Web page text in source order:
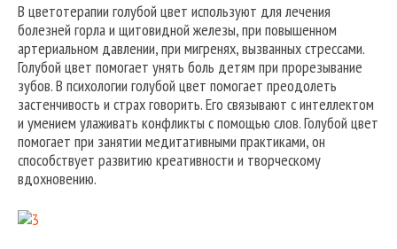
В цветотерапии голубой цвет используют для лечения
болезней горла и щитовидной железы, при повышенном
артериальном давлении, при мигренях, вызванных стрессами.
Голубой цвет помогает унять боль детям при прорезывание
зубов. В психологии голубой цвет помогает преодолеть
застенчивость и страх говорить. Его связывают с интеллектом
и умением улаживать конфликты с помощью слов. Голубой цвет
помогает при занятии медитативными практиками, он
способствует развитию креативности и творческому
вдохновению.